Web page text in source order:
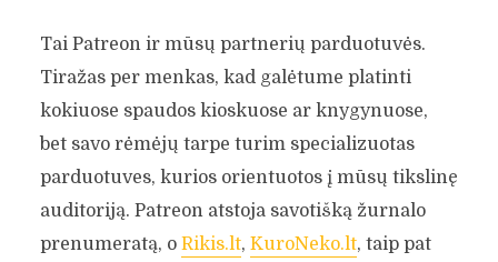
Tai Patreon ir mūsų partnerių parduotuvės.
Tiražas per menkas, kad galėtume platinti
kokiuose spaudos kioskuose ar knygynuose,
bet savo rėmėjų tarpe turim specializuotas
parduotuves, kurios orientuotos į mūsų tikslinę
auditoriją. Patreon atstoja savotišką žurnalo
prenumeratą, o Rikis.lt, KuroNeko.lt, taip pat